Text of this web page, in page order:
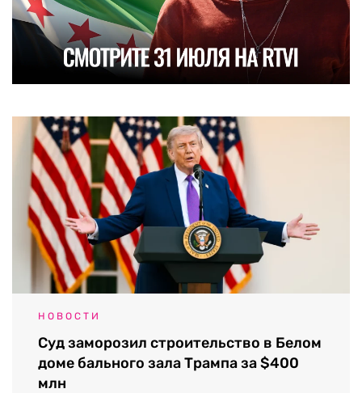
НОВОСТИ
Суд заморозил строительство в Белом
доме бального зала Трампа за $400
млн